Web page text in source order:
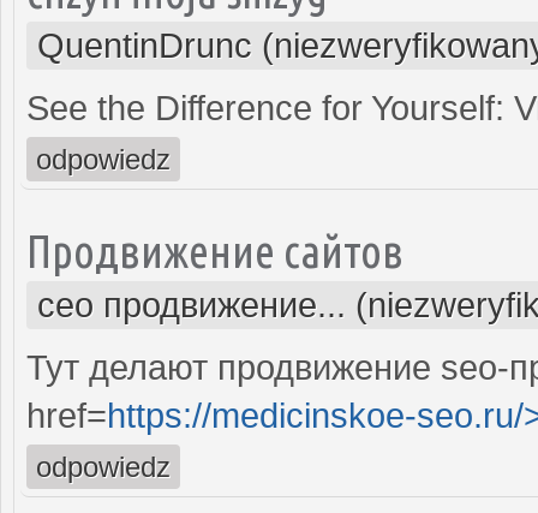
QuentinDrunc
See the Difference for Yourself:
odpowiedz
Продвижение сайтов
сео продвижение...
Тут делают продвижение seo-
href=https://medicinskoe-seo.ru/
odpowiedz